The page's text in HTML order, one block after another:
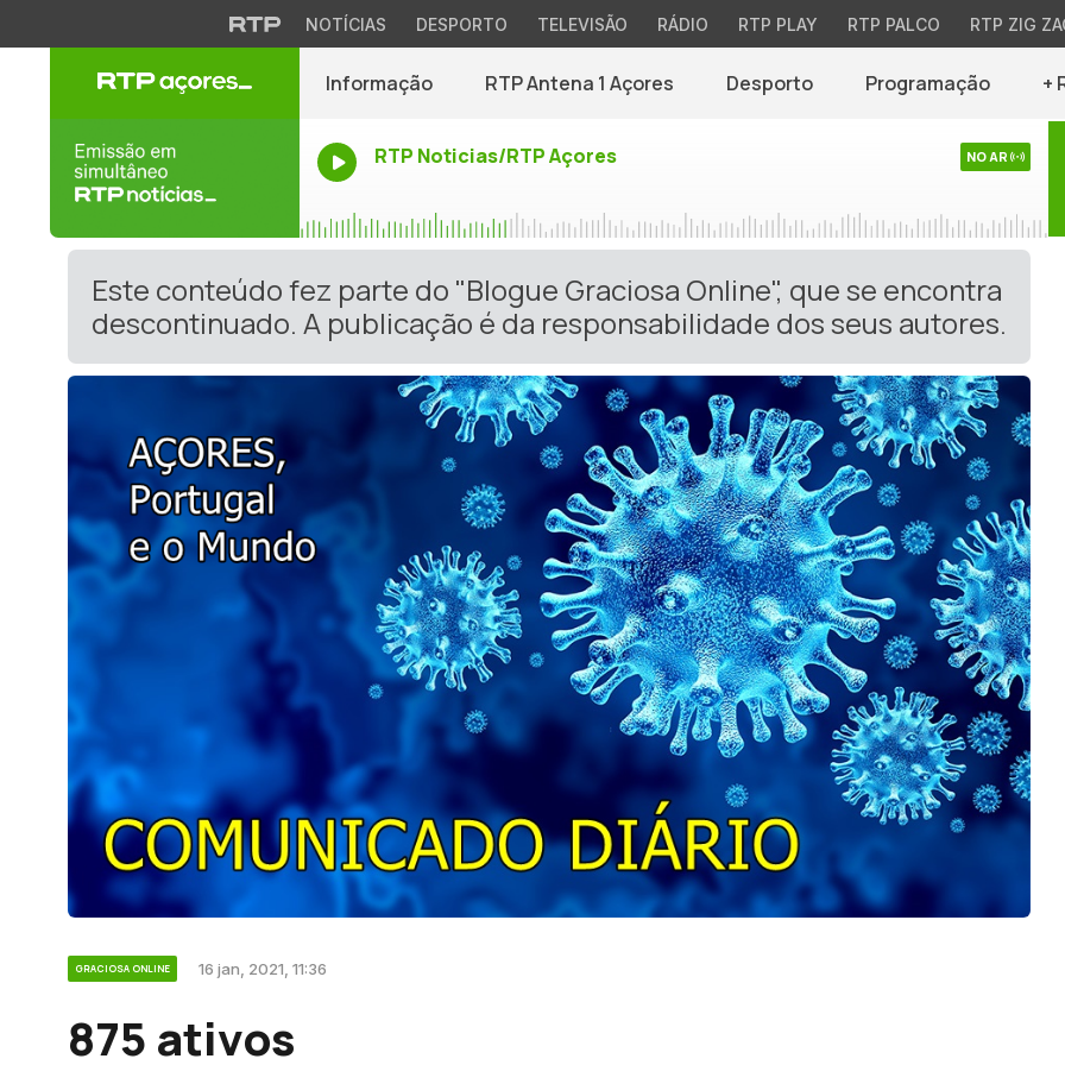
NOTÍCIAS DESPORTO TELEVISÃO RÁDIO RTP PLAY RTP PALCO RTP ZIG
Informação RTP Antena 1 Açores Desporto Programação +
RTP Noticias/RTP Açores NO AR
Este conteúdo fez parte do "Blogue Graciosa Online", que se encontra
descontinuado. A publicação é da responsabilidade dos seus autores.
GRACIOSA ONLINE 16 jan, 2021, 11:36
875 ativos